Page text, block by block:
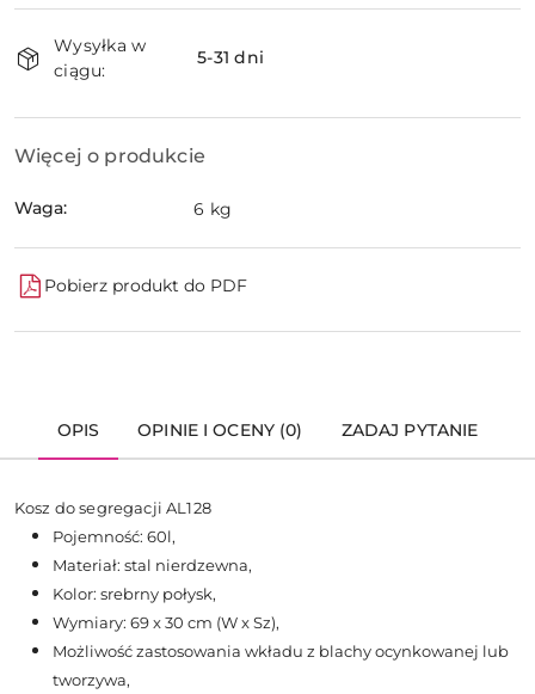
i
dostawa
Wysyłka w
ciągu:
5-31 dni
Więcej o produkcie
Waga: 6 kg
Pobierz produkt do PDF
OPIS OPINIE I OCENY (0) ZADAJ PYTANIE
Kosz do segregacji AL128
Pojemność: 60l,
Materiał: stal nierdzewna,
Kolor: srebrny połysk,
Wymiary: 69 x 30 cm (W x Sz),
Możliwość zastosowania wkładu z blachy ocynkowanej lub
tworzywa,